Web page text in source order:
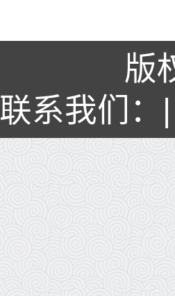
版
联系我们：